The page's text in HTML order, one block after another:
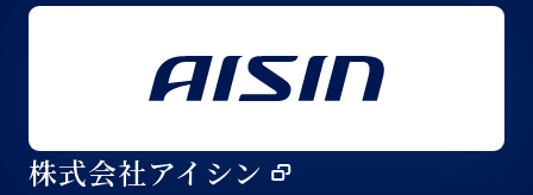
株式会社アイシン